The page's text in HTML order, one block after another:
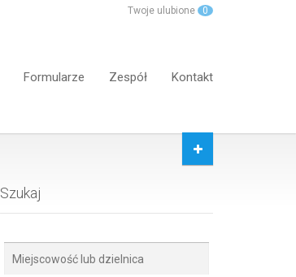
Twoje ulubione 0
Formularze Zespół Kontakt
Szukaj